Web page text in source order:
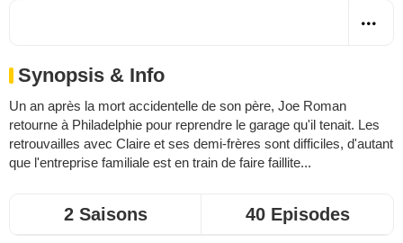
Synopsis & Info
Un an après la mort accidentelle de son père, Joe Roman
retourne à Philadelphie pour reprendre le garage qu'il tenait. Les
retrouvailles avec Claire et ses demi-frères sont difficiles, d'autant
que l'entreprise familiale est en train de faire faillite...
2 Saisons 40 Episodes